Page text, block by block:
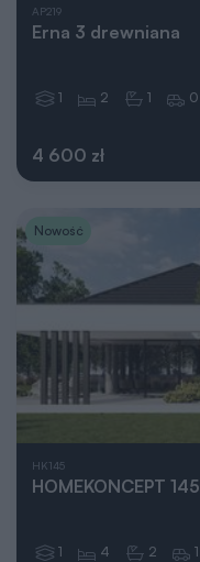
AP219
Erna 3 drewniana
4 600 zł
1 2 1 0
Nowość
HK145
HOMEKONCEPT 145
1 4 2 1